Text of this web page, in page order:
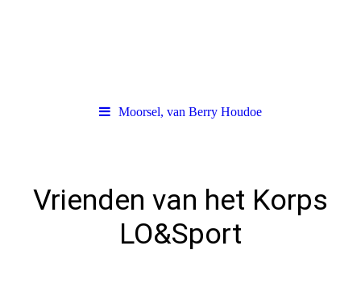
Moorsel, van Berry Houdoe
Vrienden van het Korps
LO&Sport